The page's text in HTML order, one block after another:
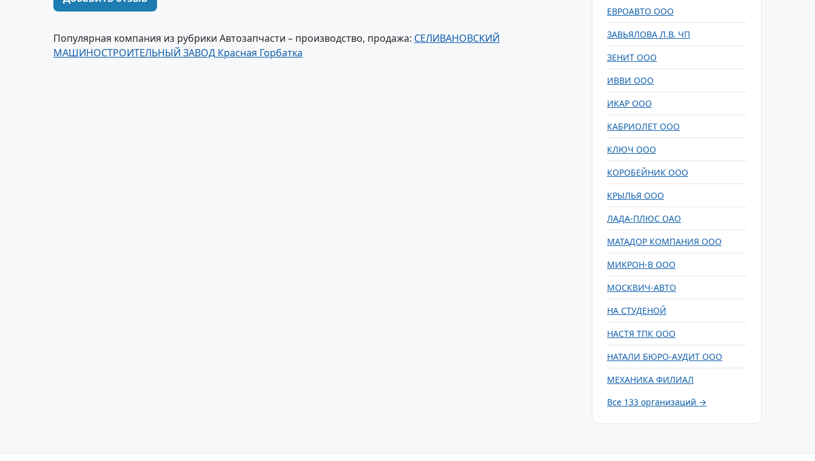
Популярная компания из рубрики Автозапчасти – производство, продажа: СЕЛИВАНОВСКИЙ
МАШИНОСТРОИТЕЛЬНЫЙ ЗАВОД Красная Горбатка
ЕВРОАВТО ООО
ЗАВЬЯЛОВА Л.В. ЧП
ЗЕНИТ ООО
ИВВИ ООО
ИКАР ООО
КАБРИОЛЕТ ООО
КЛЮЧ ООО
КОРОБЕЙНИК ООО
КРЫЛЬЯ ООО
ЛАДА-ПЛЮС ОАО
МАТАДОР КОМПАНИЯ ООО
МИКРОН-В ООО
МОСКВИЧ-АВТО
НА СТУДЕНОЙ
НАСТЯ ТПК ООО
НАТАЛИ БЮРО-АУДИТ ООО
МЕХАНИКА ФИЛИАЛ
Все 133 организаций →